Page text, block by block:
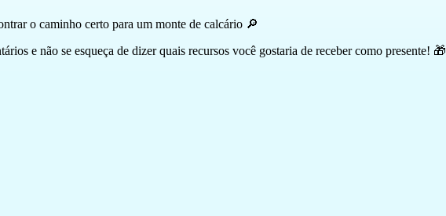
o caminho certo para um monte de calcário 🔎
e não se esqueça de dizer quais recursos você gostaria de receber como presente! 🎁